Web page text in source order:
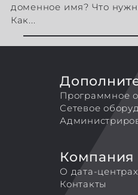
доменное имя? Что
Как...
Программное
Сетевое
Компания
О дата-центрах
Контакты